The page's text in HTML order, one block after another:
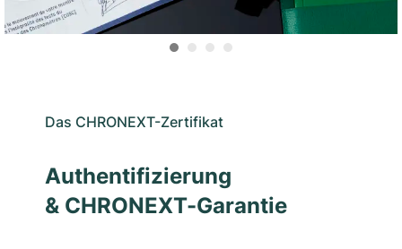
Das CHRONEXT-Zertifikat
Authentifizierung
& CHRONEXT-Garantie